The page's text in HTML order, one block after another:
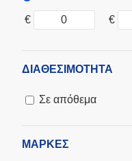
€ €
ΜΆΡΚΕΣ
ΔΙΑΘΕΣΙΜΌΤΗΤΑ
Σε απόθεμα